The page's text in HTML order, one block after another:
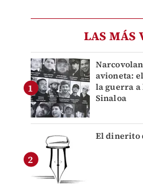
LAS MÁS
avioneta:
la guerra
Sinaloa
El dinerito